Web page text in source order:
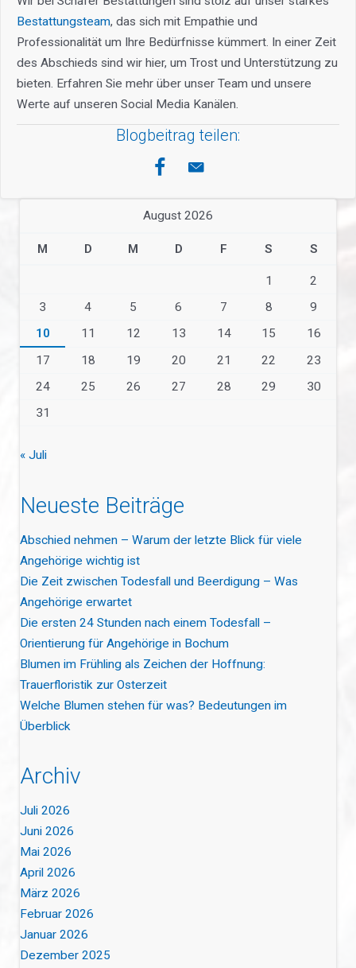
Bestattungsteam, das sich mit Empathie und
Professionalität um Ihre Bedürfnisse kümmert. In einer Zeit
des Abschieds sind wir hier, um Trost und Unterstützung zu
bieten. Erfahren Sie mehr über unser Team und unsere
Werte auf unseren Social Media Kanälen.
Blogbeitrag teilen:
August 2026
M D M D F S S
1
2
3
4 5 6 7 8
9
10
11 12 13 14 15
16
17
18 19 20 21 22
23
24
25 26 27 28 29
30
31
« Juli
Neueste Beiträge
Abschied nehmen – Warum der letzte Blick für viele
Angehörige wichtig ist
Die Zeit zwischen Todesfall und Beerdigung – Was
Angehörige erwartet
Die ersten 24 Stunden nach einem Todesfall –
Orientierung für Angehörige in Bochum
Blumen im Frühling als Zeichen der Hoffnung:
Trauerfloristik zur Osterzeit
Welche Blumen stehen für was? Bedeutungen im
Überblick
Archiv
Juli 2026
Juni 2026
Mai 2026
April 2026
März 2026
Februar 2026
Januar 2026
Dezember 2025